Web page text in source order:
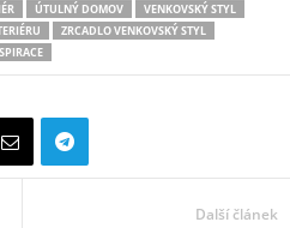
ÚTULNÝ DOMOV
VENKOVSKÝ STYL
ZRCADLO VENKOVSKÝ STYL
Další článek